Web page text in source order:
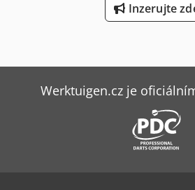
Inzerujte
Werktuigen.cz je